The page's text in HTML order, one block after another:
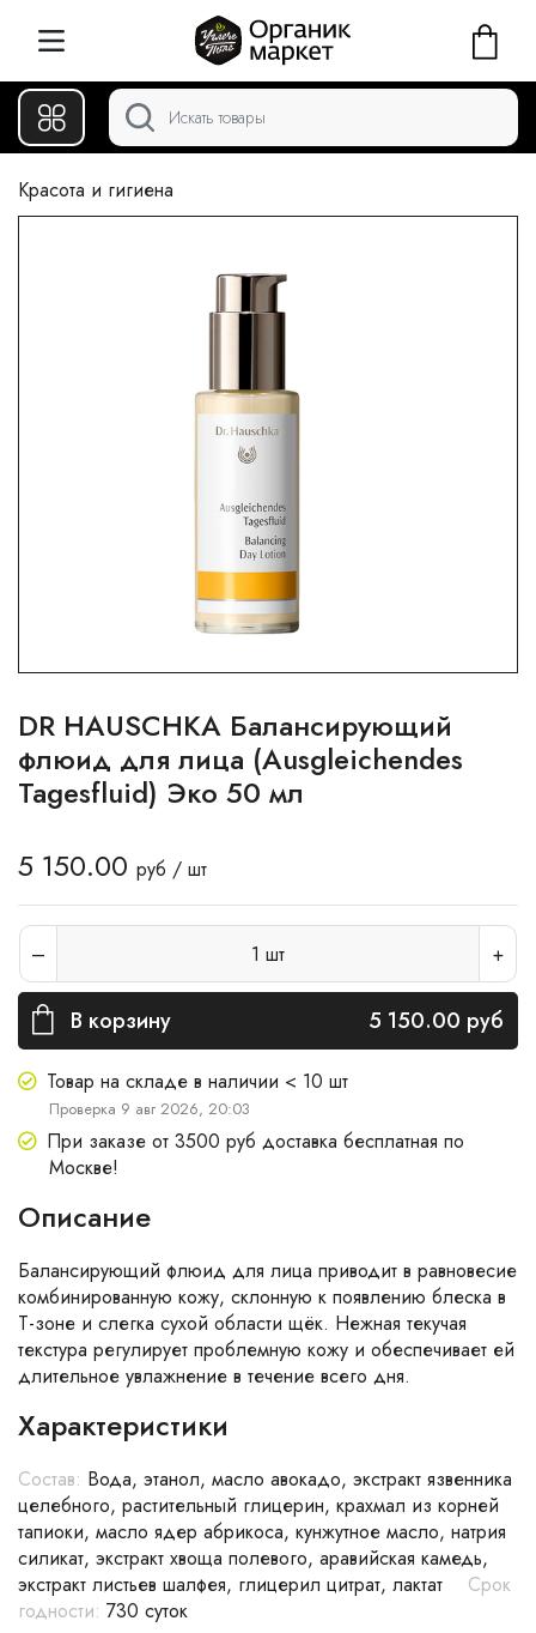
Красота и гигиена
DR HAUSCHKA Балансирующий
флюид для лица (Ausgleichendes
Tagesfluid) Эко 50 мл
5 150.00 руб / шт
1 шт
В корзину 5 150.00 руб
Товар на складе в наличии < 10 шт
Проверка 9 авг 2026, 20:03
При заказе от 3500 руб доставка бесплатная по
Москве!
Описание
Балансирующий флюид для лица приводит в равновесие
комбинированную кожу, склонную к появлению блеска в
Т-зоне и слегка сухой области щёк. Нежная текучая
текстура регулирует проблемную кожу и обеспечивает ей
длительное увлажнение в течение всего дня.
Характеристики
Состав: Вода, этанол, масло авокадо, экстракт язвенника
целебного, растительный глицерин, крахмал из корней
тапиоки, масло ядер абрикоса, кунжутное масло, натрия
силикат, экстракт хвоща полевого, аравийская камедь,
экстракт листьев шалфея, глицерил цитрат, лактат
Срок
годности: 730 суток